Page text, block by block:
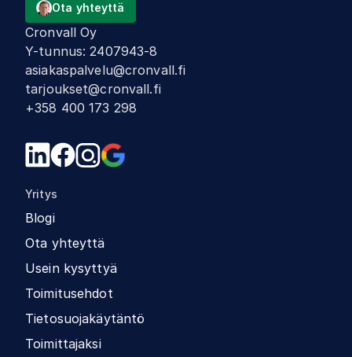
Ota yhteyttä
Cronvall Oy
Y-tunnus:2407943-8
asiakaspalvelu@cronvall.fi
tarjoukset@cronvall.fi
+358 400 173 298
Yritys
Blogi
Ota yhteyttä
Usein kysyttyä
Toimitusehdot
Tietosuojakäytäntö
Toimittajaksi